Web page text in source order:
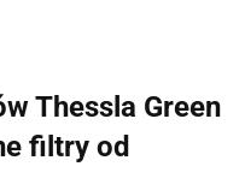
Thessla Green
filtry od